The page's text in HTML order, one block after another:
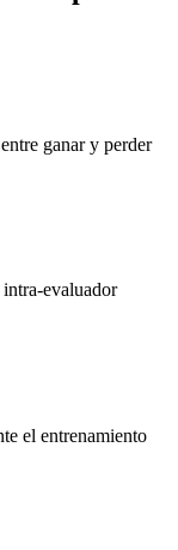
ganar y perder
evaluador
el entrenamiento